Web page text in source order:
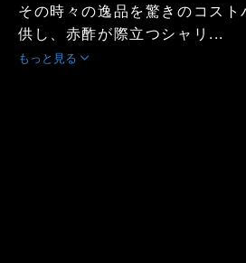
その時々の逸品を驚きのコス
供し、赤酢が際立つシャリ...
もっと見る